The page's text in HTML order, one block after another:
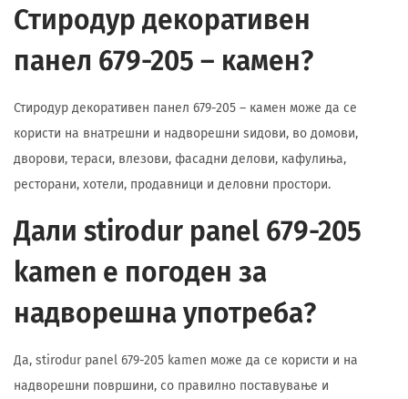
Стиродур декоративен
панел 679-205 – камен?
Стиродур декоративен панел 679-205 – камен може да се
користи на внатрешни и надворешни ѕидови, во домови,
дворови, тераси, влезови, фасадни делови, кафулиња,
ресторани, хотели, продавници и деловни простори.
Дали stirodur panel 679-205
kamen е погоден за
надворешна употреба?
Да, stirodur panel 679-205 kamen може да се користи и на
надворешни површини, со правилно поставување и